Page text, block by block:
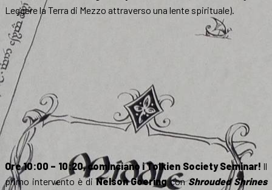
Leggere la Terra di Mezzo attraverso una lente spirituale).
Ore 10:00 – 10:20, cominciano i Tolkien Society Seminar! Il
primo intervento è diNelson GoeringconShrouded Shrines